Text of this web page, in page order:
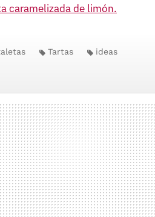
caramelizada de limón.
Tartas ideas